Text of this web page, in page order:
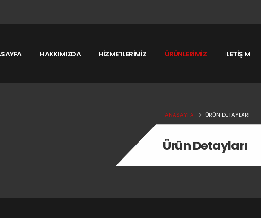
HAKKIMIZDA HİZMETLERİMİZ ÜRÜNLERİMİZ İLETİŞİM
ANASAYFA ÜRÜN DETAYLARI
Ürün Detayları